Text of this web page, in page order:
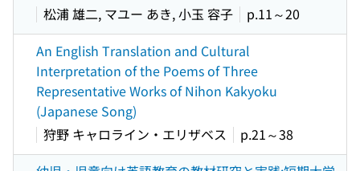
松浦 雄二, マユー あき, 小玉 容子
p.11～20
An English Translation and Cultural
Interpretation of the Poems of Three
Representative Works of Nihon Kakyoku
(Japanese Song)
狩野 キャロライン・エリザベス
p.21～38